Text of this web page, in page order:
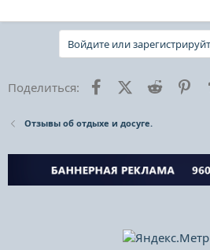
Войдите или
Поделиться: FacebookX (Twitter)
Reddit
Отзывы об отдыхе и досуге.